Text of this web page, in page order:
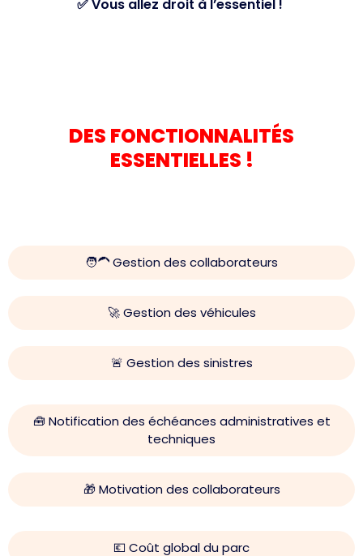
✅ Vous allez droit à l’essentiel !
DES FONCTIONNALITÉS
ESSENTIELLES !
🧑‍🦱 Gestion des collaborateurs
🚀 Gestion des véhicules
🚨 Gestion des sinistres
🧰 Notification des échéances administratives et
techniques
🎁 Motivation des collaborateurs
💶 Coût global du parc